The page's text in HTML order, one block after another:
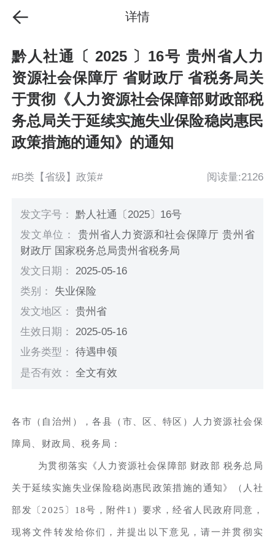
详情
黔人社通〔 2025 〕16号 贵州省人力
资源社会保障厅 省财政厅 省税务局关
于贯彻《人力资源社会保障部财政部税
务总局关于延续实施失业保险稳岗惠民
政策措施的通知》的通知
#B类【省级】政策# 阅读量:2126
发文字号：黔人社通〔2025〕16号
发文单位：贵州省人力资源和社会保障厅 贵州省
财政厅 国家税务总局贵州省税务局
发文日期： 2025-05-16
类别： 失业保险
发文地区：贵州省
生效日期： 2025-05-16
业务类型：待遇申领
是否有效：全文有效
各市（自治州），各县（市、区、特区）人力资源社会保
障局、财政局、税务局：
为贯彻落实《人力资源社会保障部 财政部 税务总局
关于延续实施失业保险稳岗惠民政策措施的通知》（人社
部发〔2025〕18号，附件1）要求，经省人民政府同意，
现将文件转发给你们，并提出以下意见，请一并贯彻实